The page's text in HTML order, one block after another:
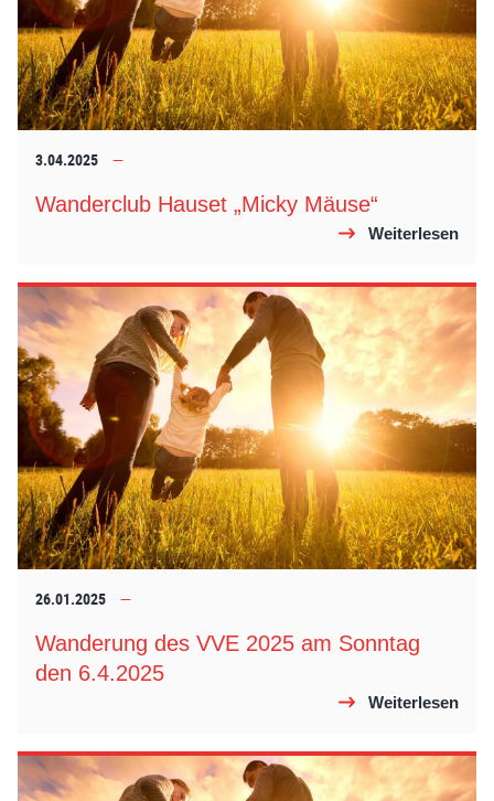
3.04.2025
Wanderclub Hauset „Micky Mäuse“
Weiterlesen
26.01.2025
Wanderung des VVE 2025 am Sonntag
den 6.4.2025
Weiterlesen